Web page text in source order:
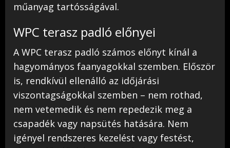
műanyag tartósságával.
WPC terasz padló előnyei
A WPC terasz padló számos előnyt kínál a
hagyományos faanyagokkal szemben. Először
is, rendkívül ellenálló az időjárási
viszontagságokkal szemben – nem rothad,
nem vetemedik és nem repedezik meg a
csapadék vagy napsütés hatására. Nem
igényel rendszeres kezelést vagy festést,